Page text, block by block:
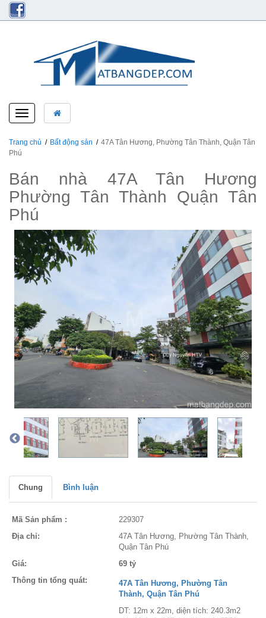
Toggle
navigation
Trang chủ Bất động sản
47A Tân Hương, Phường Tân Thành, Quận Tân
Phú
Bán nhà 47A Tân Hương
Phường Tân Thành Quận Tân
Phú
Chung Bình luận
Mã Sản phẩm :
229307
Địa chỉ:
47A Tân Hương, Phường Tân Thành,
Quận Tân Phú
Giá:
69 tỷ
Thông tin tổng quát:
47A Tân Hương, Phường Tân
Thành, Quận Tân Phú
DT: 12m x 22m, diện tích: 240.3m2